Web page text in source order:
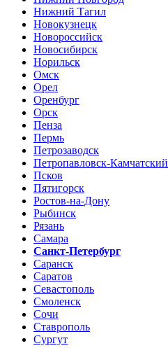
Нижний Тагил
Новокузнецк
Новороссийск
Новосибирск
Норильск
Омск
Орел
Оренбург
Орск
Пенза
Пермь
Петрозаводск
Петропавловск-Камчатский
Псков
Пятигорск
Ростов-на-Дону
Рыбинск
Рязань
Самара
Санкт-Петербург
Саранск
Саратов
Севастополь
Смоленск
Сочи
Ставрополь
Сургут